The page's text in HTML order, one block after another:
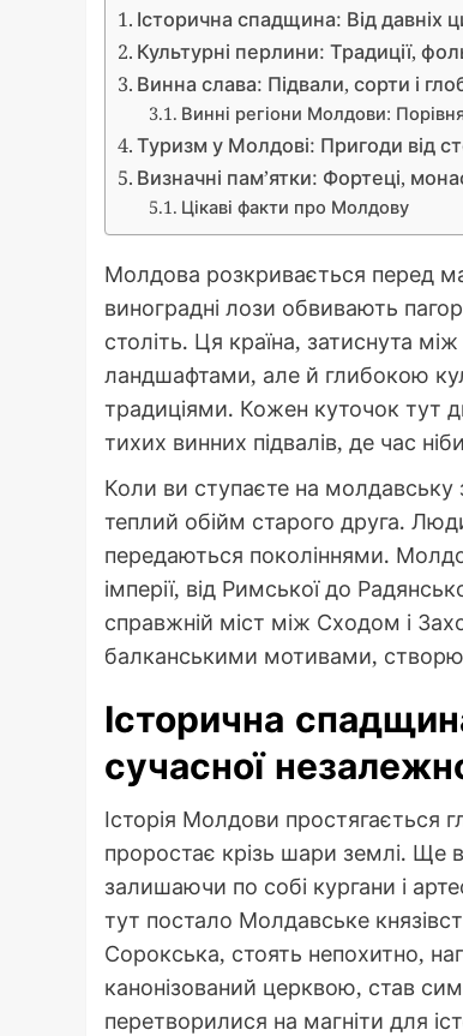
Історична спадщина: Від давніх
Культурні перлини: Традиції,
Винна слава: Підвали, сорти і
Винні регіони Молдови:
Туризм у Молдові: Пригоди від
Визначні пам’ятки: Фортеці,
Цікаві факти про Молдову
Молдова розкривається перед
виноградні лози обвивають
століть. Ця країна, затиснута
ландшафтами, але й глибокою
традиціями. Кожен куточок тут
тихих винних підвалів, де час
Коли ви ступаєте на
теплий обійм старого друга.
передаються поколіннями.
імперії, від Римської до
справжній міст між Сходом і
балканськими мотивами,
Історична
сучасної
Історія Молдови простягається
проростає крізь шари землі. Ще в
залишаючи по собі кургани і
тут постало Молдавське
Сорокська, стоять непохитно,
канонізований церквою, став
перетворилися на магніти для